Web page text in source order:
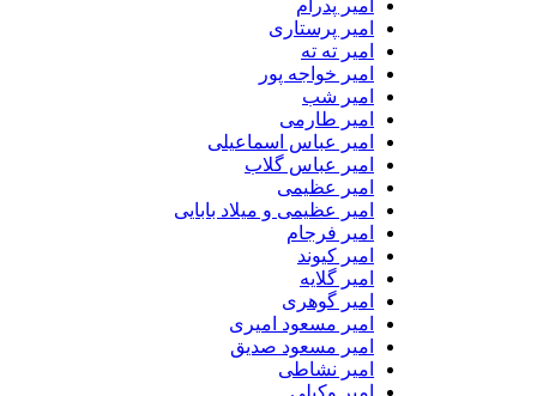
امیر پدرام
امیر پرستاری
امیر ته ته
امیر خواجه پور
امیر شب
امیر طارمی
امیر عباس اسماعیلی
امیر عباس گلاب
امیر عظیمی
امیر عظیمی و میلاد بابایی
امیر فرجام
امیر کیوند
امیر گلایه
امیر گوهری
امیر مسعود امیری
امیر مسعود صدیق
امیر نشاطی